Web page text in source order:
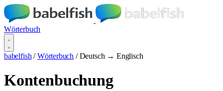
Wörterbuch
babelfish / Wörterbuch / Deutsch → Englisch
Kontenbuchung